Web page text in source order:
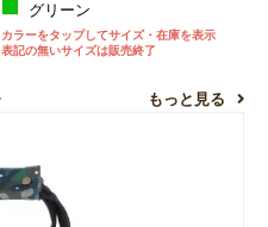
グリーン
カラーをタップしてサイズ・在庫を表示
表記の無いサイズは販売終了
もっと見る